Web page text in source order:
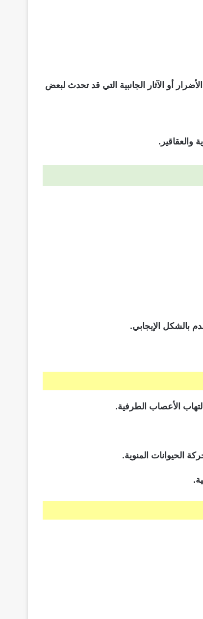
أو الآثار الجانبية التي قد تحدث لبعض
والعقاقير.
بالشكل الإيجابي.
الأعصاب الطرفية.
الحيوانات المنوية.